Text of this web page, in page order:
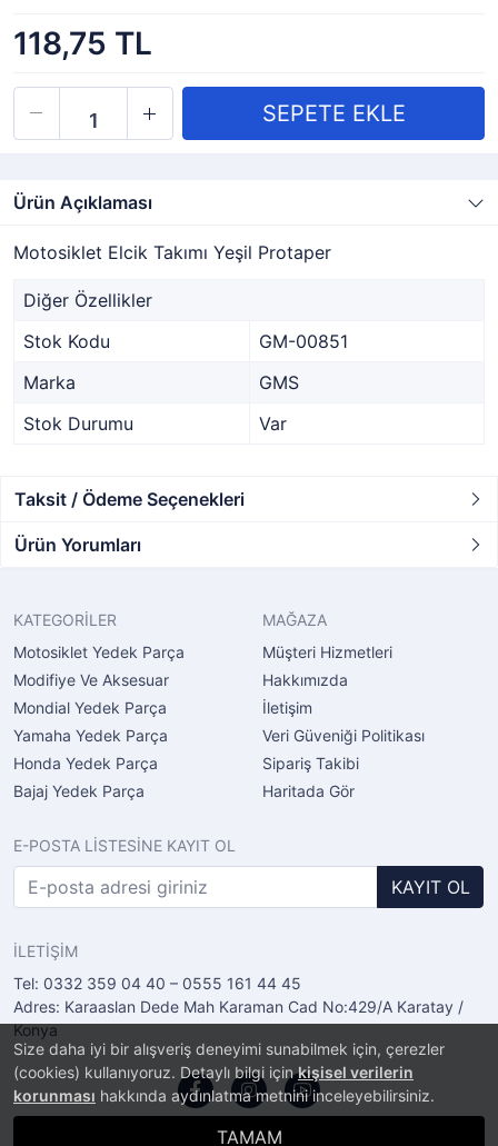
Size daha iyi bir alışveriş deneyimi sunabilmek için, çerezler
(cookies) kullanıyoruz. Detaylı bilgi içinkişisel verilerin
korunması hakkında aydınlatma metnini inceleyebilirsiniz.
TAMAM
118,75 TL
Ürün Açıklaması
Motosiklet Elcik Takımı Yeşil Protaper
Diğer Özellikler
Stok Kodu
GM-00851
Marka
GMS
Stok Durumu
Var
Taksit / Ödeme Seçenekleri
Ürün Yorumları
KATEGORİLER
Motosiklet Yedek Parça
Modifiye Ve Aksesuar
Mondial Yedek Parça
Yamaha Yedek Parça
Honda Yedek Parça
Bajaj Yedek Parça
MAĞAZA
Müşteri Hizmetleri
Hakkımızda
İletişim
Veri Güveniği Politikası
Sipariş Takibi
Haritada Gör
E-POSTA LİSTESİNE KAYIT OL
KAYIT OL
İLETİŞİM
Tel: 0332 359 04 40 – 0555 161 44 45
Adres: Karaaslan Dede Mah Karaman Cad No:429/A Karatay /
Konya